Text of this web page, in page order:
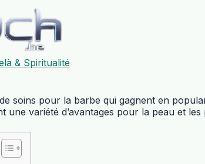
& Spiritualité
soins pour la barbe qui gagnent en
variété d’avantages pour la peau et les